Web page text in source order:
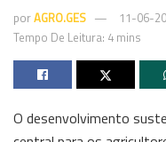
porAGRO.GES
11-06-
Tempo De Leitura: 4 mins
O desenvolvimento